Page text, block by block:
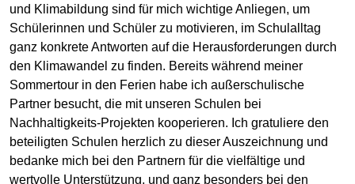
und Klimabildung sind für mich wichtige Anliegen, um
Schülerinnen und Schüler zu motivieren, im Schulalltag
ganz konkrete Antworten auf die Herausforderungen durch
den Klimawandel zu finden. Bereits während meiner
Sommertour in den Ferien habe ich außerschulische
Partner besucht, die mit unseren Schulen bei
Nachhaltigkeits-Projekten kooperieren. Ich gratuliere den
beteiligten Schulen herzlich zu dieser Auszeichnung und
bedanke mich bei den Partnern für die vielfältige und
wertvolle Unterstützung, und ganz besonders bei den